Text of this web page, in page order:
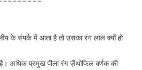
के संपर्क में आता है तो उसका रंग लाल क्यों हो
अधिक प्रमुख पीला रंग ज़ैंथोफिल वर्णक की